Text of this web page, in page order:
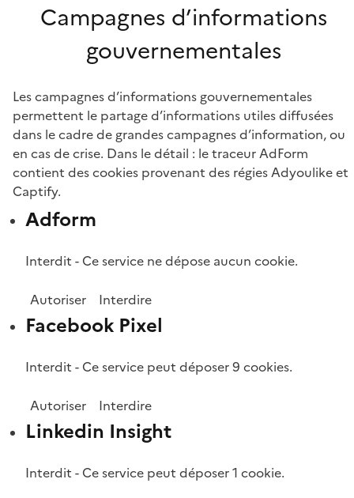
Campagnes d’informations
gouvernementales
Les campagnes d’informations gouvernementales
permettent le partage d’informations utiles diffusées
dans le cadre de grandes campagnes d’information, ou
en cas de crise. Dans le détail : le traceur AdForm
contient des cookies provenant des régies Adyoulike et
Captify.
Adform
Interdit - Ce service ne dépose aucun cookie.
Autoriser Interdire
Facebook Pixel
Interdit - Ce service peut déposer 9 cookies.
Autoriser Interdire
Linkedin Insight
Interdit - Ce service peut déposer 1 cookie.